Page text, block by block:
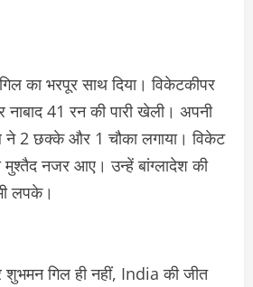
का भरपूर साथ दिया। विकेटकीपर
41 रन की पारी खेली। अपनी
ने 2 छक्‍के और 1 चौका लगाया। विकेट
मुश्‍तैद नजर आए। उन्‍हें बांग्‍लादेश की
लपके।